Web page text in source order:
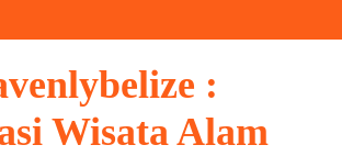
:
Wisata Alam